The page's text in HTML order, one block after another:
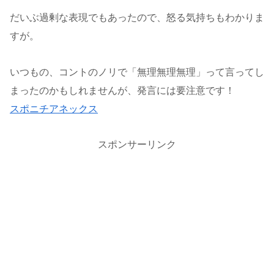
だいぶ過剰な表現でもあったので、怒る気持ちもわかりま
すが。
いつもの、コントのノリで「無理無理無理」って言ってし
まったのかもしれませんが、発言には要注意です！
スポニチアネックス
スポンサーリンク